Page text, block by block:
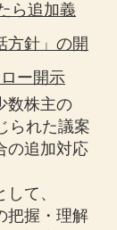
ら追加義
方針」の開
ー開示
数株主の
られた議案
の追加対応
て、
把握・理解